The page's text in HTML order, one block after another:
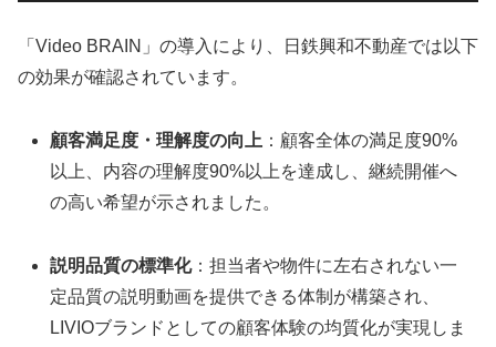
「Video BRAIN」の導入により、日鉄興和不動産では以下
の効果が確認されています。
顧客満足度・理解度の向上 ：顧客全体の満足度90%
以上、内容の理解度90%以上を達成し、継続開催へ
の高い希望が示されました。
説明品質の標準化：担当者や物件に左右されない一
定品質の説明動画を提供できる体制が構築され、
LIVIOブランドとしての顧客体験の均質化が実現しま